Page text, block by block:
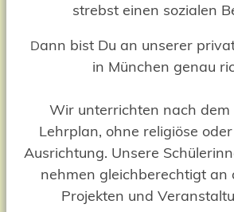
strebst einen sozialen
Dann bist Du an unserer
in München genau
Wir unterrichten nach dem
Lehrplan, ohne religiöse
Ausrichtung. Unsere
nehmen gleichberechtigt an
Projekten und